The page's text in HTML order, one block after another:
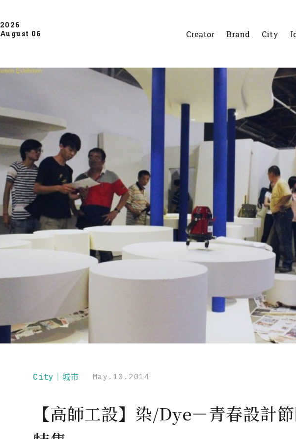
2026
August 06
Creator Brand City
City｜城市 May.10.2014
【高師工設】染/Dye－青春設計